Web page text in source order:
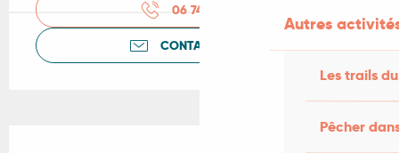
Autres
Les trails
Pêcher
06 74 76 13
CONTACTEZ-NOUS